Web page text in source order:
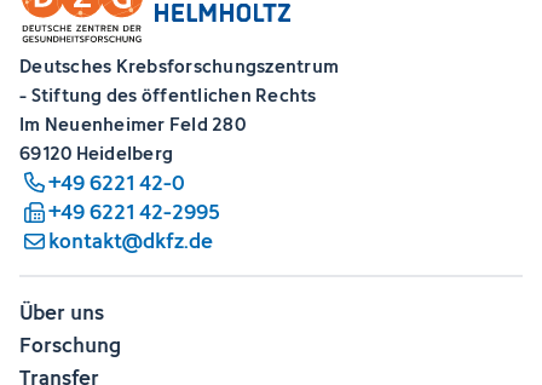
Deutsches Krebsforschungszentrum
- Stiftung des öffentlichen Rechts
Im Neuenheimer Feld 280
69120 Heidelberg
+49 6221 42-0
+49 6221 42-2995
kontakt@dkfz.de
Über uns
Forschung
Transfer